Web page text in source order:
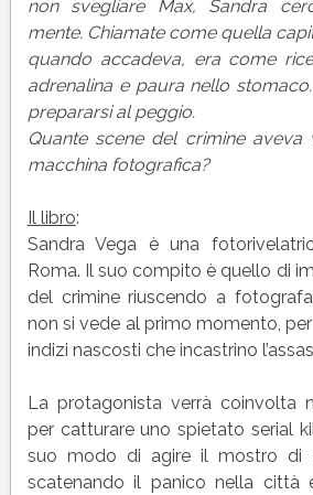
non svegliare Max, Sandra
mente. Chiamate come quella
quando accadeva, era come
adrenalina e paura nello
prepararsi al peggio.
Quante scene del crimine
macchina fotografica?
Il libro:
Sandra Vega è una
Roma. Il suo compito è quello di
del crimine riuscendo a
non si vede al primo momento,
indizi nascosti che incastrino
La protagonista verrà coinvolta
per catturare uno spietato serial
suo modo di agire il mostro di
scatenando il panico nella città